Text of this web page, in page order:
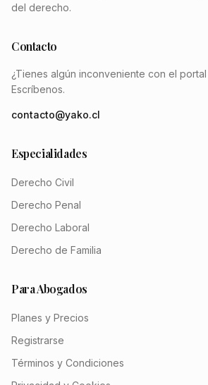
del derecho.
Contacto
¿Tienes algún inconveniente con el
Escríbenos.
contacto@yako.cl
Especialidades
Derecho Civil
Derecho Penal
Derecho Laboral
Derecho de Familia
Para Abogados
Planes y Precios
Registrarse
Términos y Condiciones